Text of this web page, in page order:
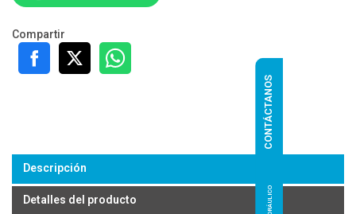
Compartir
Descripción
Detalles del producto
CONTÁCTANOS